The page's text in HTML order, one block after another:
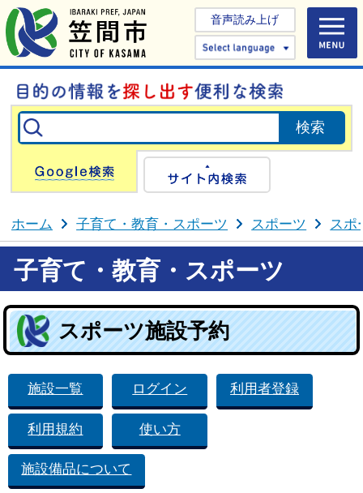
音声読み上げ
Select
Google検索
ホーム 子育て・教育・スポーツ スポーツ スポ
子育て・教育・スポーツ
スポーツ施設予約
施設一覧 ログイン 利用者登録
利用規約 使い方
施設備品について